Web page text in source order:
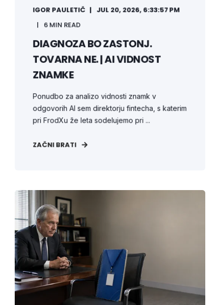
IGOR PAULETIČ
JUL 20, 2026, 6:33:57 PM
6 MIN READ
DIAGNOZA BO ZASTONJ.
TOVARNA NE. | AI VIDNOST
ZNAMKE
Ponudbo za analizo vidnosti znamk v
odgovorih AI sem direktorju fintecha, s katerim
pri FrodXu že leta sodelujemo pri ...
ZAČNI BRATI